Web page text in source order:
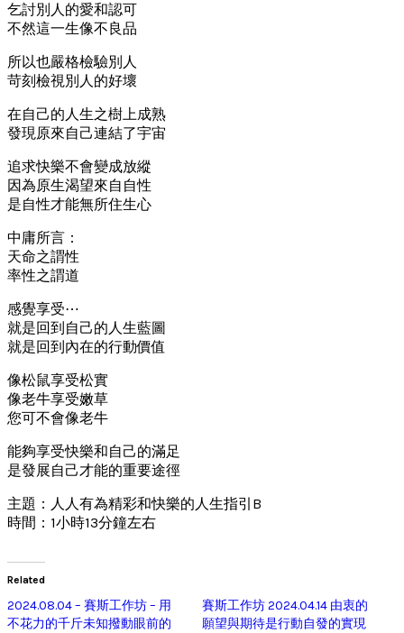
乞討別人的愛和認可
不然這一生像不良品
所以也嚴格檢驗別人
苛刻檢視別人的好壞
在自己的人生之樹上成熟
發現原來自己連結了宇宙
追求快樂不會變成放縱
因為原生渴望來自自性
是自性才能無所住生心
中庸所言：
天命之謂性
率性之謂道
感覺享受⋯
就是回到自己的人生藍圖
就是回到內在的行動價值
像松鼠享受松實
像老牛享受嫩草
您可不會像老牛
能夠享受快樂和自己的滿足
是發展自己才能的重要途徑
主題：人人有為精彩和快樂的人生指引B
時間：1小時13分鐘左右
Related
2024.08.04 – 賽斯工作坊 – 用
不花力的千斤未知撥動眼前的
賽斯工作坊 2024.04.14 由衷的
願望與期待是行動自發的實現